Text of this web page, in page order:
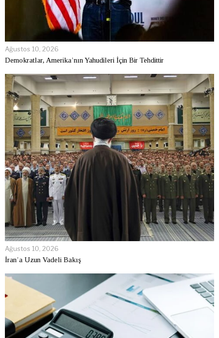
Ağustos 10, 2026
Demokratlar, Amerika’nın Yahudileri İçin Bir Tehdittir
Ağustos 10, 2026
İran’a Uzun Vadeli Bakış